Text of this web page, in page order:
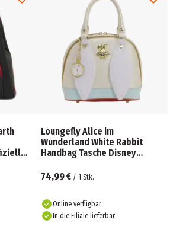
Loungefly Alice im
Wunderland White Rabbit
Handbag Tasche Disney
74,99 € / 1 Stk.
Online verfügbar
In die Filiale lieferbar